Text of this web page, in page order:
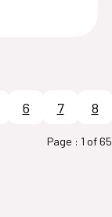
6 7
8
Page : 1 of 65